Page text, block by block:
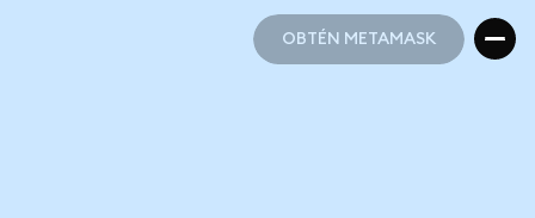
OBTÉN METAMASK